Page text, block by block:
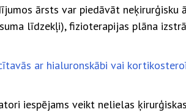
ārsts var piedāvāt neķirurģisku
līdzekļi), fizioterapijas plāna
ar hialuronskābi vai
iespējams veikt nelielas